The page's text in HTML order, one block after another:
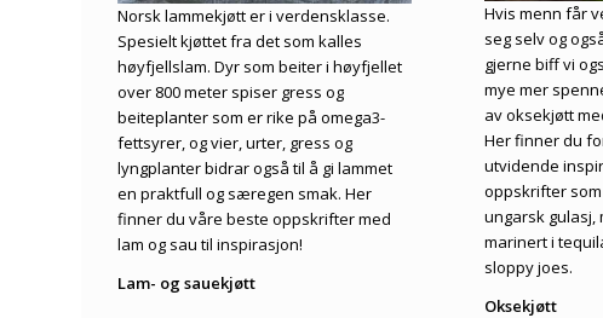
Norsk lammekjøtt er i verdensklasse.
Spesielt kjøttet fra det som kalles
høyfjellslam. Dyr som beiter i høyfjellet
over 800 meter spiser gress og
beiteplanter som er rike på omega3-
fettsyrer, og vier, urter, gress og
lyngplanter bidrar også til å gi lammet
en praktfull og særegen smak. Her
finner du våre beste oppskrifter med
lam og sau til inspirasjon!
Lam- og sauekjøtt
Hvis menn får
seg selv og
gjerne biff vi
mye mer
av oksekjøtt
Her finner du
utvidende
oppskrifter
ungarsk
marinert i
sloppy joes.
Oksekjøtt